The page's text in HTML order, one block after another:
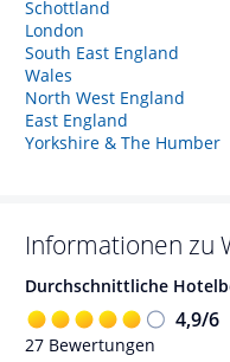
Schottland
London
South East England
Wales
North West England
East England
Yorkshire & The Humber
Informationen zu
Durchschnittliche
4,9/6
27 Bewertungen